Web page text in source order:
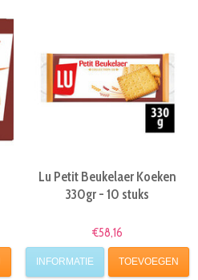
Lu Petit Beukelaer Koeken
330gr - 10 stuks
€58,16
INFORMATIE TOEVOEGEN